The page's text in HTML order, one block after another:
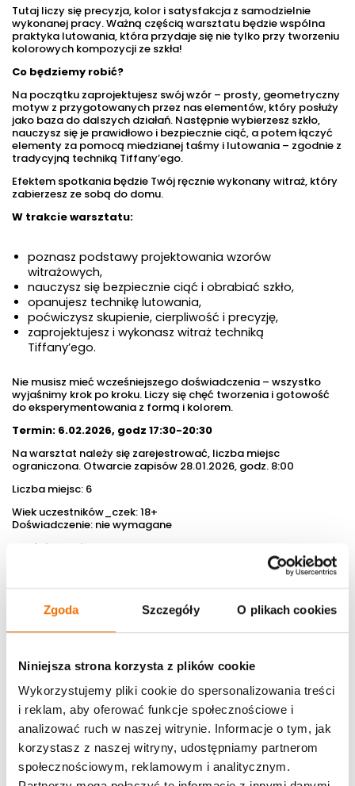
Zgoda Szczegóły O plikach cookies
Niniejsza strona korzysta z plików cookie
Wykorzystujemy pliki cookie do spersonalizowania treści
i reklam, aby oferować funkcje społecznościowe i
analizować ruch w naszej witrynie. Informacje o tym, jak
korzystasz z naszej witryny, udostępniamy partnerom
społecznościowym, reklamowym i analitycznym.
Tutaj liczy się precyzja, kolor i satysfakcja z samodzielnie
wykonanej pracy. Ważną częścią warsztatu będzie wspólna
praktyka lutowania, która przydaje się nie tylko przy tworzeniu
kolorowych kompozycji ze szkła!
Co będziemy robić?
Na początku zaprojektujesz swój wzór – prosty, geometryczny
motyw z przygotowanych przez nas elementów, który posłuży
jako baza do dalszych działań. Następnie wybierzesz szkło,
nauczysz się je prawidłowo i bezpiecznie ciąć, a potem łączyć
elementy za pomocą miedzianej taśmy i lutowania – zgodnie z
tradycyjną techniką Tiffany’ego.
Efektem spotkania będzie Twój ręcznie wykonany witraż, który
zabierzesz ze sobą do domu.
W trakcie warsztatu:
poznasz podstawy projektowania wzorów
witrażowych,
nauczysz się bezpiecznie ciąć i obrabiać szkło,
opanujesz technikę lutowania,
poćwiczysz skupienie, cierpliwość i precyzję,
zaprojektujesz i wykonasz witraż techniką
Tiffany’ego.
Nie musisz mieć wcześniejszego doświadczenia – wszystko
wyjaśnimy krok po kroku. Liczy się chęć tworzenia i gotowość
do eksperymentowania z formą i kolorem.
Termin: 6.02.2026, godz 17:30-20:30
Na warsztat należy się zarejestrować, liczba miejsc
ograniczona. Otwarcie zapisów 28.01.2026, godz. 8:00
Liczba miejsc: 6
Wiek uczestników_czek: 18+
Doświadczenie: nie wymagane
Udział bezpłatny
Podczas warsztatów uczestnicy_czki będą korzystać z
do witraży, zestawy lutownicze, środki ochrony osobistej:
rękawice, okulary ochronne, fartuchy.
które brały udział w warsztatach w FabLab powered by Orange
dawniej niż 2 miesiące od daty planowanego warsztatu. Ta
zasada ma na celu umożliwienie nowym osobom poznanie
FabLabu.
Zapisy prowadzimy od razu na listę rezerwową (w sumie
system przyjmuje ilość zgłoszeń równą dwukrotności
docelowej liczby uczestników). Wysłanie zgłoszenia nie jest
jednoznaczne z potwierdzeniem uczestnictwa - skontaktujemy
się, aby poinformować, czy jesteś na liście głównej, czy
rezerwowej.